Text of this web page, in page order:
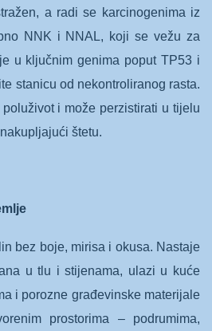
a radi se karcinogenima iz
NNK i NNAL, koji se vežu za
u ključnim genima poput TP53 i
stanicu od nekontroliranog rasta.
i može perzistirati u tijelu
štetu.
bez boje, mirisa i okusa. Nastaje
u tlu i stijenama, ulazi u kuće
i porozne građevinske materijale
prostorima – podrumima,